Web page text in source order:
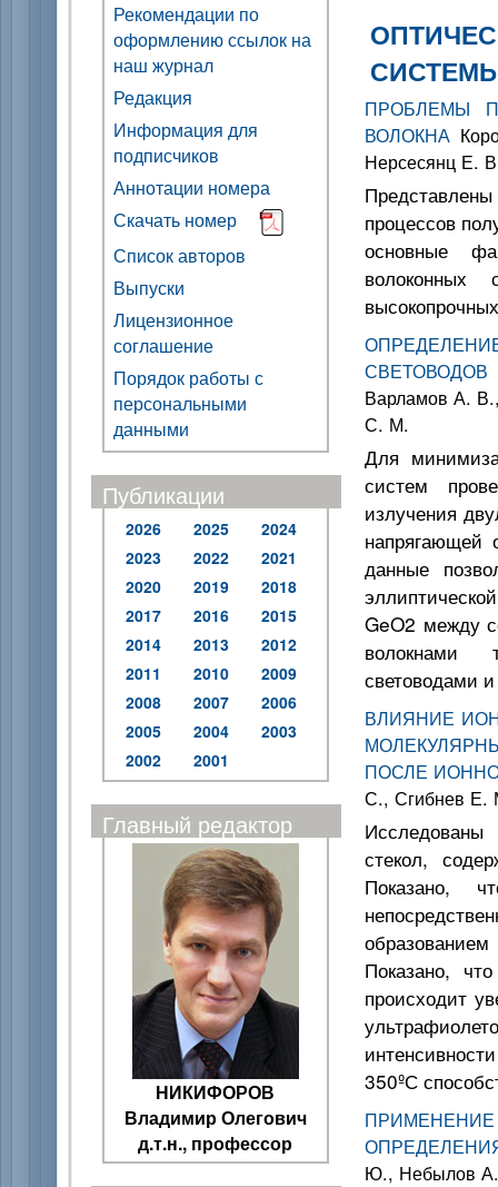
Рекомендации по
оформлению ссылок на
наш журнал
Редакция
Информация для
подписчиков
Аннотации номера
Скачать номер
Список авторов
Выпуски
Лицензионное
соглашение
Порядок работы с
персональными
данными
Публикации
2026 2025
2024
2023
2022
2021
2020
2019
2018
2017
2016
2015
2014
2013
2012
2011
2010
2009
2008
2007
2006
2005
2004
2003
2002
2001
Главный редактор
НИКИФОРОВ
Владимир Олегович
д.т.н., профессор
ПРОБЛЕМЫ
ВОЛОКНА
Нерсесянц Е.
процессов
основные
волоконных
Варламов А.
С. М.
Для
систем
излучения
данные
GeO2 между
волокнами
световодами
ВЛИЯНИЕ
ПОСЛЕ
С., Сгибнев
стекол,
Показано,
Показано,
происходит
350ºС
Ю., Небылов